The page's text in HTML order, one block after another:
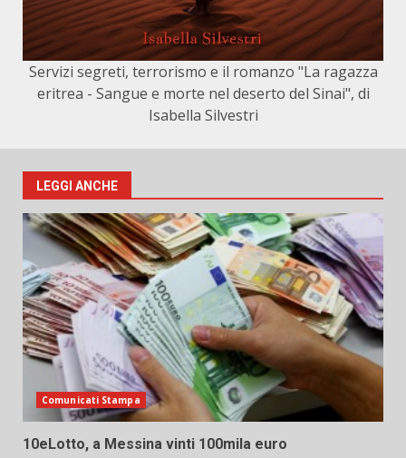
Servizi segreti, terrorismo e il romanzo "La ragazza
eritrea - Sangue e morte nel deserto del Sinai", di
Isabella Silvestri
LEGGI ANCHE
Comunicati Stampa
10eLotto, a Messina vinti 100mila euro